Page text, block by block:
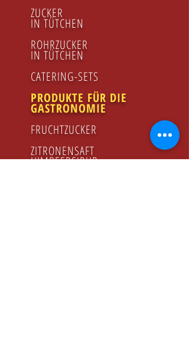
ZUCKER
IN TÜTCHEN
ROHRZUCKER
IN TÜTCHEN
CATERING-SETS
PRODUKTE FÜR DIE
GASTRONOMIE
FRUCHTZUCKER
ZITRONENSAFT
HIMBEERSIRUP